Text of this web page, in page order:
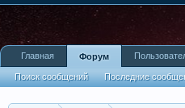
Главная Форум
Поиск сообщений Последние